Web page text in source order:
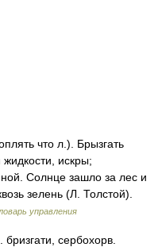
что л.). Брызгать
искры;
Солнце зашло за лес и
зелень (Л. Толстой).
управления
сербохорв.